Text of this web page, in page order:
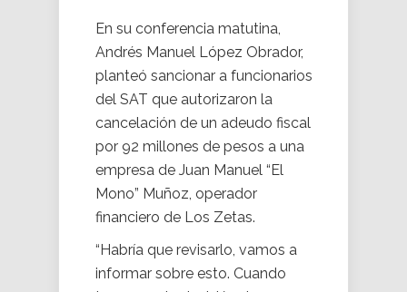
En su conferencia matutina,
Andrés Manuel López Obrador,
planteó sancionar a funcionarios
del SAT que autorizaron la
cancelación de un adeudo fiscal
por 92 millones de pesos a una
empresa de Juan Manuel “El
Mono” Muñoz, operador
financiero de Los Zetas.
“Habría que revisarlo, vamos a
informar sobre esto. Cuando